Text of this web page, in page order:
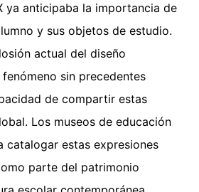
ya anticipaba la importancia de
y sus objetos de estudio.
actual del diseño
sin precedentes
de compartir estas
Los museos de educación
catalogar estas expresiones
parte del patrimonio